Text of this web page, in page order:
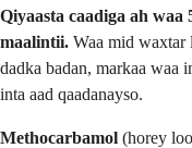
Qiyaasta caadiga ah waa
maalintii. Waa mid waxtar
dadka badan, markaa waa
inta aad qaadanayso.
Methocarbamol (horey